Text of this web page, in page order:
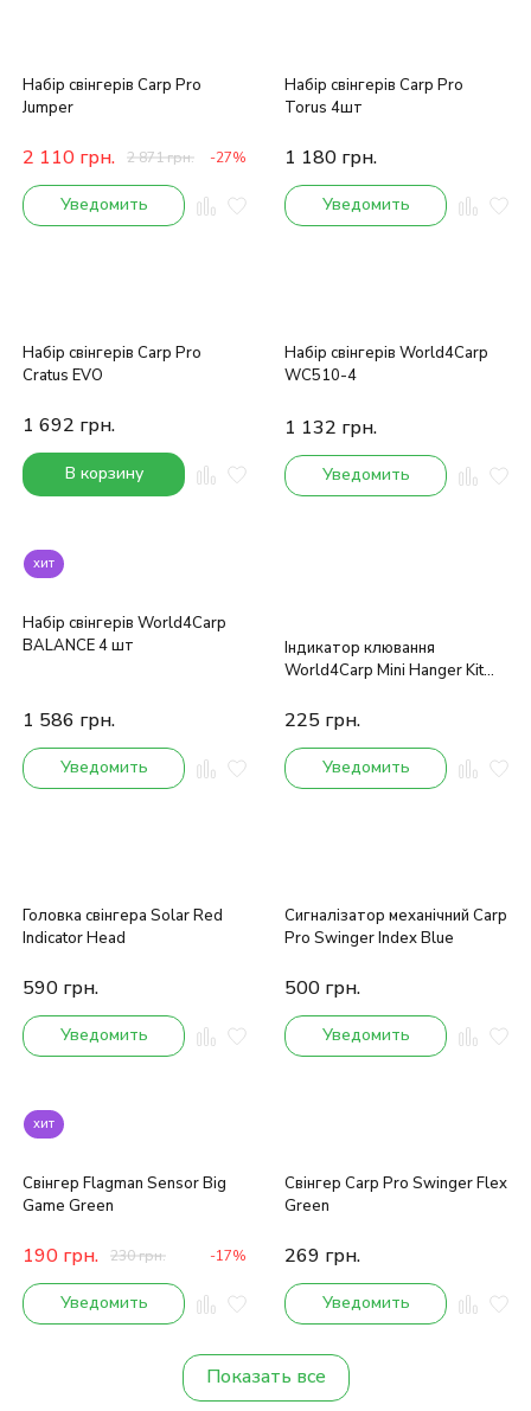
Набір свінгерів Carp Pro
Jumper
2 110 грн. 2 871грн. -27%
Уведомить
Набір свінгерів Carp Pro
Torus 4шт
1 180 грн.
Уведомить
Набір свінгерів Carp Pro
Cratus EVO
1 692 грн.
В корзину
Набір свінгерів World4Carp
WC510-4
1 132 грн.
Уведомить
хит
Набір свінгерів World4Carp
BALANCE 4 шт
1 586 грн.
Уведомить
Індикатор клювання
World4Carp Mini Hanger Kit
225 грн.
Уведомить
Головка свінгера Solar Red
Indicator Head
590 грн.
Уведомить
Сигналізатор механічний Carp
Pro Swinger Index Blue
500 грн.
Уведомить
хит
Свінгер Flagman Sensor Big
Game Green
190 грн. 230грн. -17%
Уведомить
Свінгер Carp Pro Swinger Flex
Green
269 грн.
Уведомить
Показать все